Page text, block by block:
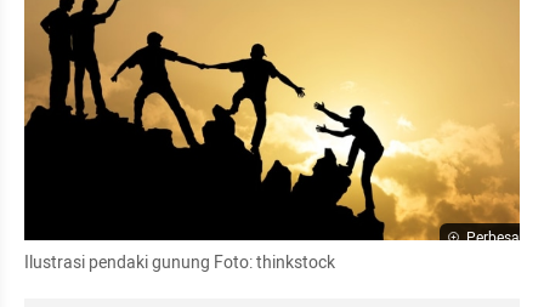
Perbesar
Ilustrasi pendaki gunung Foto: thinkstock